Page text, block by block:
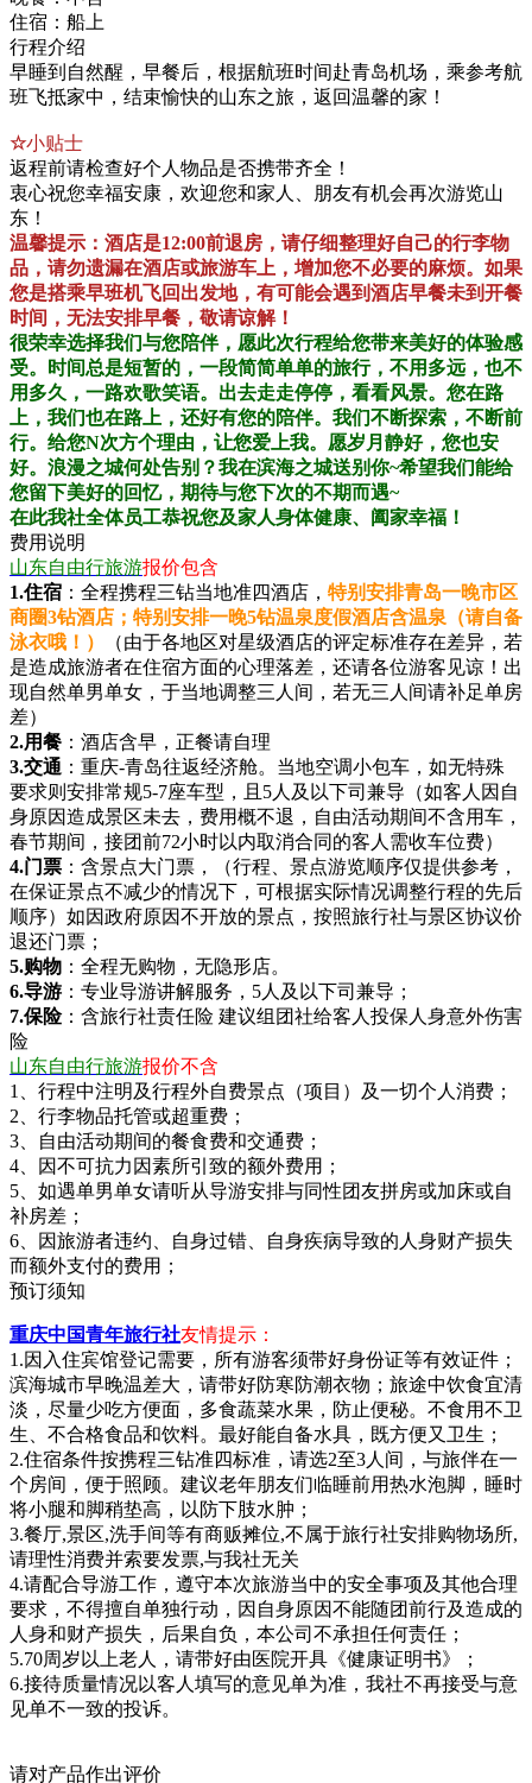
住宿： 船上
行程介绍
早睡到自然醒，早餐后，根据航班时间赴青岛机场，乘参考航
班飞抵家中，结束愉快的山东之旅，返回温馨的家！
☆小贴士
返程前请检查好个人物品是否携带齐全！
衷心祝您幸福安康，欢迎您和家人、朋友有机会再次游览山
东！
温馨提示： 酒店是12:00前退房，请仔细整理好自己的行李物
品， 请勿遗漏在酒店或旅游车上，增加您不必要的麻烦。 如果
您是搭乘早班机飞回出发地，有可能会遇到酒店早餐未到开餐
时间，无法安排早餐，敬请谅解！
很荣幸选择我们与您陪伴，愿此次行程给您带来美好的体验感
受。时间总是短暂的，一段简简单单的旅行，不用多远，也不
用多久，一路欢歌笑语。出去走走停停，看看风景。您在路
上，我们也在路上，还好有您的陪伴。我们不断探索，不断前
行。给您N次方个理由，让您爱上我。愿岁月静好，您也安
好。浪漫之城何处告别？我在滨海之城送别你~希望我们能给
您留下美好的回忆，期待与您下次的不期而遇~
在此我社全体员工恭祝您及家人身体健康、阖家幸福！
费用说明
山东自由行旅游报价包含
1.住宿 ：全程携程三钻当地准四酒店， 特别安排青岛一晚市区
商圈3钻酒店； 特别安排一晚5钻温泉度假酒店含温泉（请自备
泳衣哦！ ）
（由于各地区对星级酒店的评定标准存在差异，若
是造成旅游者在住宿方面的心理落差，还请各位游客见谅！出
现自然单男单女，于当地调整三人间，若无三人间请补足单房
差）
2.用餐 ：酒店含早，正餐请自理
3.交通 ：重庆-青岛往返经济舱。当地空调小包车，如无特殊
要求则安排常规5-7座车型，且5人及以下司兼导（如客人因自
身原因造成景区未去，费用概不退，自由活动期间不含用车，
春节期间，接团前72小时以内取消合同的客人需收车位费）
4.门票 ：含景点大门票，（行程、景点游览顺序仅提供参考，
在保证景点不减少的情况下，可根据实际情况调整行程的先后
顺序）如因政府原因不开放的景点，按照旅行社与景区协议价
退还门票；
5.购物 ：全程无购物，无隐形店。
6.导游 ：专业导游讲解服务，5人及以下司兼导；
7.保险：含旅行社责任险 建议组团社给客人投保人身意外伤害
险
山东自由行旅游报价不含
1、行程中注明及行程外自费景点（项目）及一切个人消费；
2、行李物品托管或超重费；
3、自由活动期间的餐食费和交通费；
4、因不可抗力因素所引致的额外费用；
5、如遇单男单女请听从导游安排与同性团友拼房或加床或自
补房差；
6、因旅游者违约、自身过错、自身疾病导致的人身财产损失
而额外支付的费用；
预订须知
重庆中国青年旅行社友情提示：
1.因入住宾馆登记需要，所有游客须带好身份证等有效证件；
滨海城市早晚温差大，请带好防寒防潮衣物；旅途中饮食宜清
淡，尽量少吃方便面，多食蔬菜水果，防止便秘。不食用不卫
生、不合格食品和饮料。最好能自备水具，既方便又卫生；
2.住宿条件按携程三钻准四标准，请选2至3人间，与旅伴在一
个房间，便于照顾。建议老年朋友们临睡前用热水泡脚，睡时
将小腿和脚稍垫高，以防下肢水肿；
3.餐厅,景区,洗手间等有商贩摊位,不属于旅行社安排购物场所,
请理性消费并索要发票,与我社无关
4.请配合导游工作，遵守本次旅游当中的安全事项及其他合理
要求，不得擅自单独行动，因自身原因不能随团前行及造成的
人身和财产损失，后果自负，本公司不承担任何责任；
5.70周岁以上老人，请带好由医院开具《健康证明书》；
6.接待质量情况以客人填写的意见单为准，我社不再接受与意
见单不一致的投诉。
请对产品作出评价